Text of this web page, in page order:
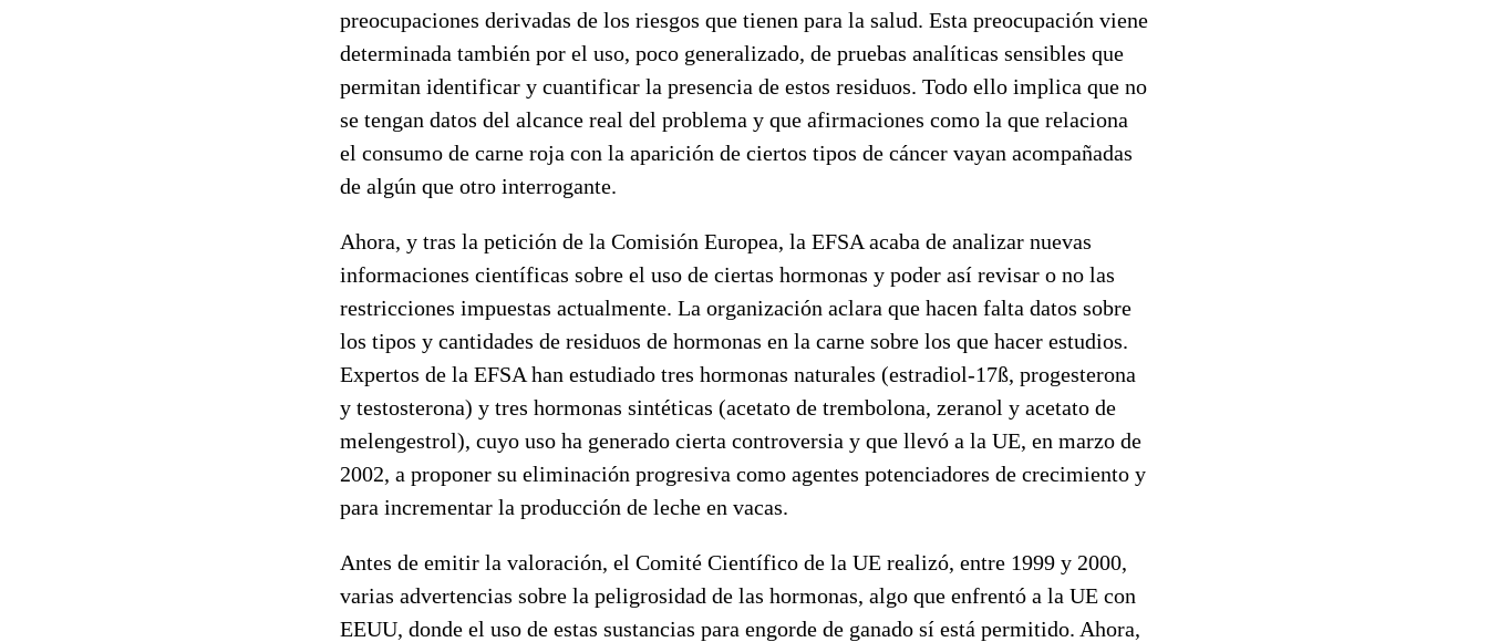
preocupaciones derivadas de los riesgos que tienen para la salud. Esta preocupación viene
determinada también por el uso, poco generalizado, de pruebas analíticas sensibles que
permitan identificar y cuantificar la presencia de estos residuos. Todo ello implica que no
se tengan datos del alcance real del problema y que afirmaciones como la que relaciona
el consumo de carne roja con la aparición de ciertos tipos de cáncer vayan acompañadas
de algún que otro interrogante.
Ahora, y tras la petición de la Comisión Europea, la EFSA acaba de analizar nuevas
informaciones científicas sobre el uso de ciertas hormonas y poder así revisar o no las
restricciones impuestas actualmente. La organización aclara que hacen falta datos sobre
los tipos y cantidades de residuos de hormonas en la carne sobre los que hacer estudios.
Expertos de la EFSA han estudiado tres hormonas naturales (estradiol-17ß, progesterona
y testosterona) y tres hormonas sintéticas (acetato de trembolona, zeranol y acetato de
melengestrol), cuyo uso ha generado cierta controversia y que llevó a la UE, en marzo de
2002, a proponer su eliminación progresiva como agentes potenciadores de crecimiento y
para incrementar la producción de leche en vacas.
Antes de emitir la valoración, el Comité Científico de la UE realizó, entre 1999 y 2000,
varias advertencias sobre la peligrosidad de las hormonas, algo que enfrentó a la UE con
EEUU, donde el uso de estas sustancias para engorde de ganado sí está permitido. Ahora,